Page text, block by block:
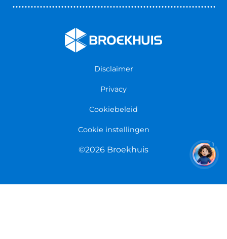
Fietsenwinkel Enschede
Fietsenwinkel Groningen
Fietsenwinkel Limmen
Nieuws & Blogs
Algemene voorwaarden
Overeenkomst herroepen
Disclaimer
Privacy
Cookiebeleid
Cookie instellingen
©2026 Broekhuis
1